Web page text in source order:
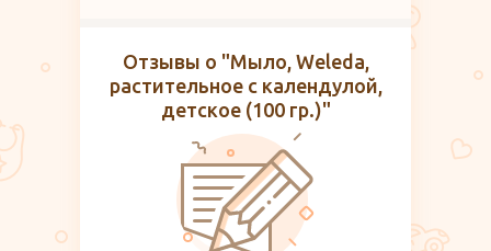
Отзывы о "Мыло, Weleda,
растительное с календулой,
детское (100 гр.)"